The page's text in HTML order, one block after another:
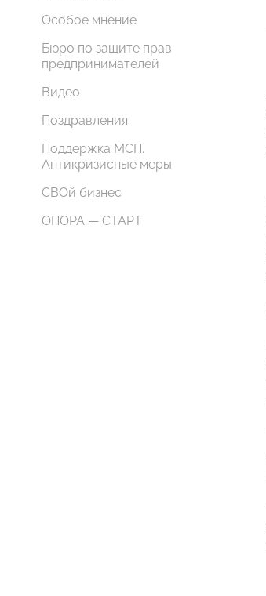
Особое мнение
Бюро по защите прав
предпринимателей
Видео
Поздравления
Поддержка МСП.
Антикризисные меры
СВОй бизнес
ОПОРА — СТАРТ